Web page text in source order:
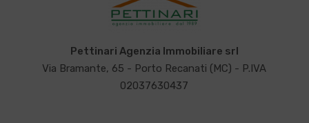
Pettinari Agenzia Immobiliare srl
Via Bramante, 65 - Porto Recanati (MC) - P.IVA
02037630437